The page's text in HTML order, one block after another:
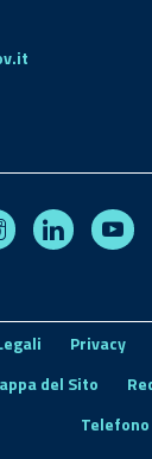
InstagramLinkedin
Privacy
del Sito